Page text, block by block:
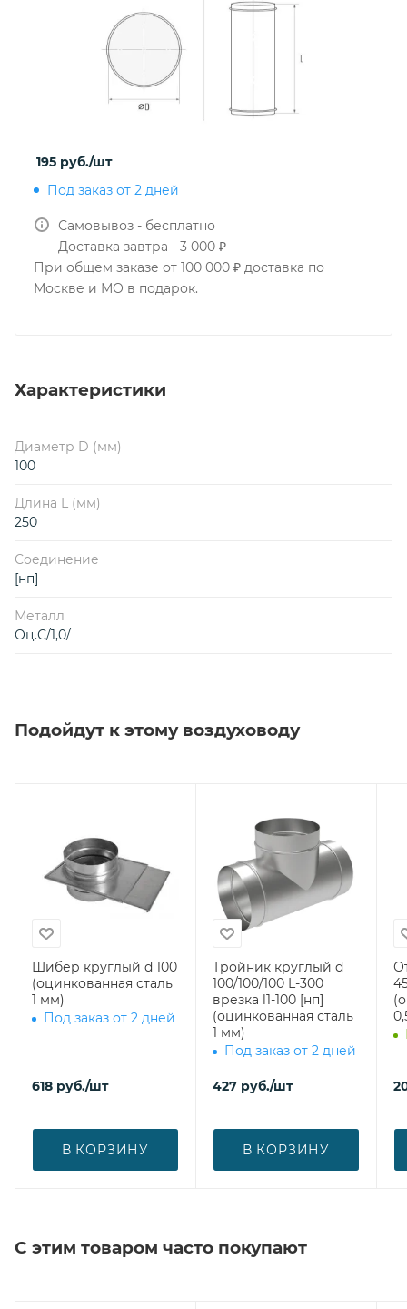
195 руб./шт
Под заказ от 2 дней
Самовывоз - бесплатно
Доставка завтра - 3 000 ₽
При общем заказе от 100 000 ₽ доставка по
Москве и МО в подарок.
Характеристики
Диаметр D (мм)
100
Длина L (мм)
250
Соединение
[нп]
Металл
Оц.С/1,0/
Подойдут к этому воздуховоду
Шибер круглый d 100
(оцинкованная сталь
1 мм)
Под заказ от 2 дней
618 руб./шт
В КОРЗИНУ
Тройник круглый d
100/100/100 L-300
врезка l1-100 [нп]
(оцинкованная сталь
1 мм)
Под заказ от 2 дней
427 руб./шт
В КОРЗИНУ
С этим товаром часто покупают